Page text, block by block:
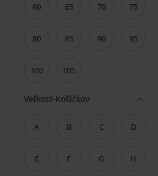
60 65 70 75
80 85 90 95
100 105
Veľkosť-Košíčkov
A B C D
E F G H